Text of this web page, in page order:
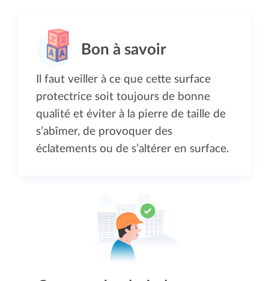
Il faut veiller à ce que cette surface
protectrice soit toujours de bonne
qualité et éviter à la pierre de taille de
s’abîmer, de provoquer des
éclatements ou de s’altérer en surface.